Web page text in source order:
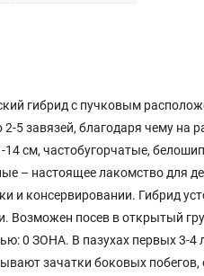
гибрид с пучковым
2-5 завязей, благодаря чему
см, частобугорчатые,
– настоящее лакомство для
и консервировании. Гибрид
Возможен посев в открытый
0 ЗОНА. В пазухах первых 3-
зачатки боковых